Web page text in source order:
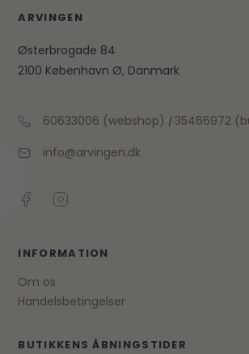
ARVINGEN
Østerbrogade 84
2100 København Ø, Danmark
60633006 (webshop) / 35466972
info@arvingen.dk
INFORMATION
Om os
Handelsbetingelser
BUTIKKENS ÅBNINGSTIDER